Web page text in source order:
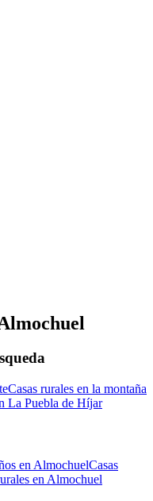
Casas rurales en la montaña
La Puebla de Híjar
en AlmochuelCasas
en Almochuel